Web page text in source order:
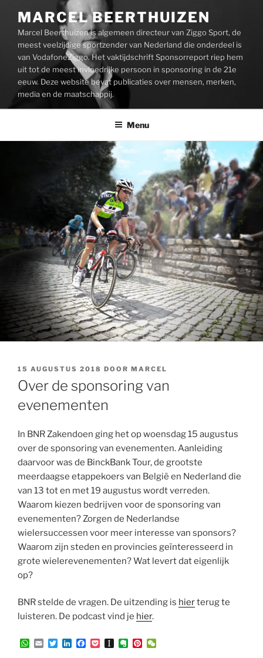
inhoud
MARCEL BEERTHUIZEN
Marcel Beerthuizen is algemeen directeur van Ziggo Sport, de
meest veelzijdige sportzender van Nederland die onderdeel is
van VodafoneZiggo. Het vaktijdschrift Sponsorreport riep hem
uit tot de meest invloedrijke persoon in sponsoring in de 21e
eeuw. Deze website bevat publicaties over mensen, merken,
media en de maatschappij.
Menu
GEPLAATST
OP
15 AUGUSTUS 2018 DOOR MARCEL
Over de sponsoring van
evenementen
In BNR Zakendoen ging het op woensdag 15 augustus
over de sponsoring van evenementen. Aanleiding
daarvoor was de BinckBank Tour, de grootste
meerdaagse etappekoers van België en Nederland die
van 13 tot en met 19 augustus wordt verreden.
Waarom kiezen bedrijven voor de sponsoring van
evenementen? Zorgen de Nederlandse
wielersuccessen voor meer interesse van sponsors?
Waarom zijn steden en provincies geïnteresseerd in
grote wielerevenementen? Wat levert dat eigenlijk
op?
BNR stelde de vragen. De uitzending is hierterug te
luisteren. De podcast vind je hier.
W
E
T
L
P
E
P